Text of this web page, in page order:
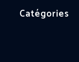
Catégories